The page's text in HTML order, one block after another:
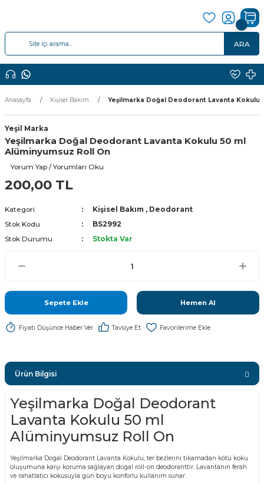
ARA
Anasayfa Kişisel Bakım Yeşilmarka Doğal Deodorant Lavanta Kokulu
Yeşil Marka
Yeşilmarka Doğal Deodorant Lavanta Kokulu 50 ml
Alüminyumsuz Roll On
Yorum Yap / Yorumları Oku
200,00 TL
Kategori Kişisel Bakım , Deodorant
Stok Kodu
BS2992
Stok Durumu
Stokta Var
Sepete Ekle Hemen Al
Fiyatı Düşünce Haber Ver Tavsiye Et
Ürün Bilgisi
Yeşilmarka Doğal Deodorant
Lavanta Kokulu 50 ml
Alüminyumsuz Roll On
Yeşilmarka Doğal Deodorant Lavanta Kokulu, ter bezlerini tıkamadan kötü koku
oluşumuna karşı koruma sağlayan doğal roll-on deodoranttır. Lavantanın ferah
ve rahatlatıcı kokusuyla gün boyu konforlu kullanım sunar.